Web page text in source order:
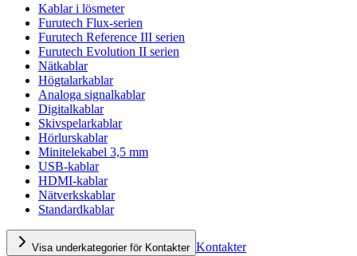
Kablar i lösmeter
Furutech Flux-serien
Furutech Reference III serien
Furutech Evolution II serien
Nätkablar
Högtalarkablar
Analoga signalkablar
Digitalkablar
Skivspelarkablar
Hörlurskablar
Minitelekabel 3,5 mm
USB-kablar
HDMI-kablar
Nätverkskablar
Standardkablar
Visa underkategorier för Kontakter Kontakter